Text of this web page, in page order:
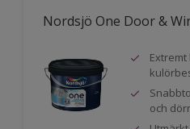
Nordsjö One Door &
och